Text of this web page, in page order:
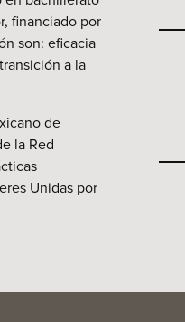
financiado por
son: eficacia
a la
de
la Red
Unidas por